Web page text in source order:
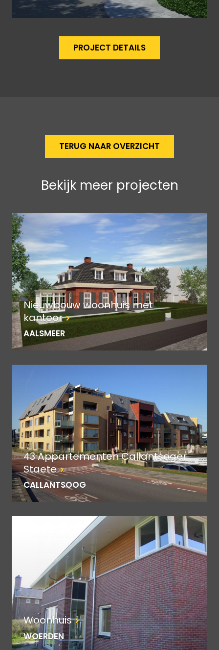
PROJECT DETAILS
TERUG NAAR OVERZICHT
Bekijk meer projecten
Nieuwbouw woonhuis met
kantoor
AALSMEER
43 Appartementen Callantsoger
Staete
CALLANTSOOG
Woonhuis
WOERDEN